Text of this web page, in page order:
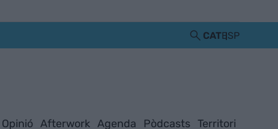
CATESP
Opinió Afterwork Agenda Pòdcasts Territori